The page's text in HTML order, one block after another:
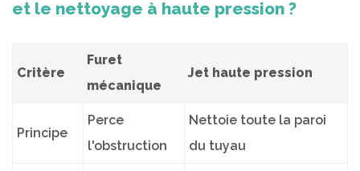
et le nettoyage à haute pression ?
Critère
Furet
mécanique
Jet haute pression
Principe
Perce
l'obstruction
Nettoie toute la paroi
du tuyau